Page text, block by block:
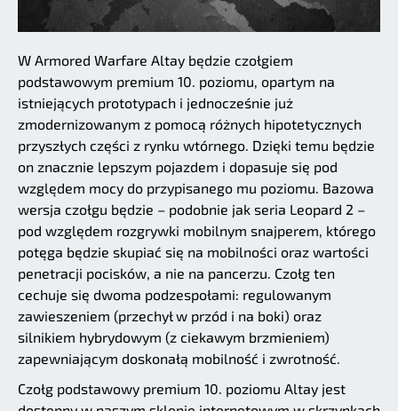
W Armored Warfare Altay będzie czołgiem
podstawowym premium 10. poziomu, opartym na
istniejących prototypach i jednocześnie już
zmodernizowanym z pomocą różnych hipotetycznych
przyszłych części z rynku wtórnego. Dzięki temu będzie
on znacznie lepszym pojazdem i dopasuje się pod
względem mocy do przypisanego mu poziomu. Bazowa
wersja czołgu będzie – podobnie jak seria Leopard 2 –
pod względem rozgrywki mobilnym snajperem, którego
potęga będzie skupiać się na mobilności oraz wartości
penetracji pocisków, a nie na pancerzu. Czołg ten
cechuje się dwoma podzespołami: regulowanym
zawieszeniem (przechył w przód i na boki) oraz
silnikiem hybrydowym (z ciekawym brzmieniem)
zapewniającym doskonałą mobilność i zwrotność.
Czołg podstawowy premium 10. poziomu Altay jest